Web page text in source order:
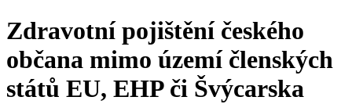
Zdravotní pojištění českého
občana mimo území členských
států EU, EHP či Švýcarska